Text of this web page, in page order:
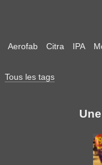
Aerofab Citra IPA
Tous les tags